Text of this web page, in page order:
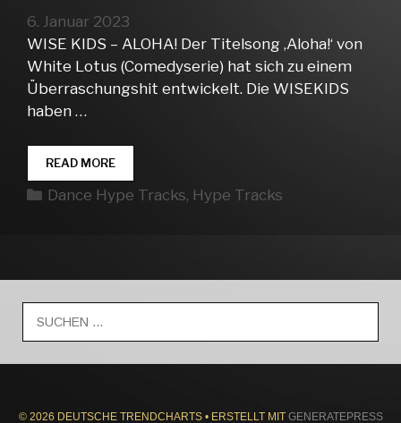
6. Januar 2023
WISE KIDS – ALOHA! Der Titelsong ‚Aloha!‘ von
White Lotus (Comedyserie) hat sich zu einem
Überraschungshit entwickelt. Die WISEKIDS
haben …
READ MOREDANCE
HYPE
TRACKS
Kategorien
Dance Hype Tracks, Hype Tracks
nach:
© 2026 DEUTSCHE TRENDCHARTS• ERSTELLT MIT GENERATEPRESS